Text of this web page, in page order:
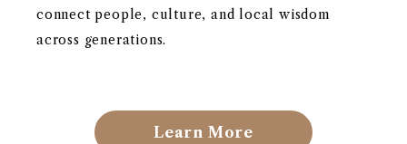
connect people, culture, and local wisdom
across generations.
Learn More